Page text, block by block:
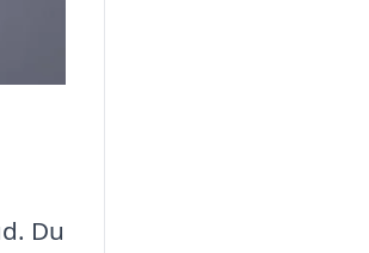
Du